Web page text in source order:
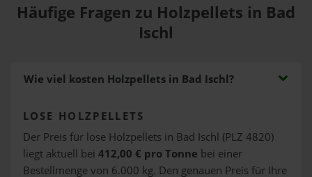
Häufige Fragen zu Holzpellets in Bad
Ischl
Wie viel kosten Holzpellets in Bad Ischl?
LOSE HOLZPELLETS
Der Preis für lose Holzpellets in Bad Ischl (PLZ 4820)
liegt aktuell bei 412,00 € pro Tonne bei einer
Bestellmenge von 6.000 kg. Den genauen Preis für Ihre